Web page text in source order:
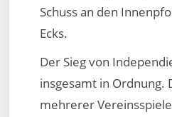
Schuss an den
Ecks.
Der Sieg von
insgesamt in Ordnung.
mehrerer